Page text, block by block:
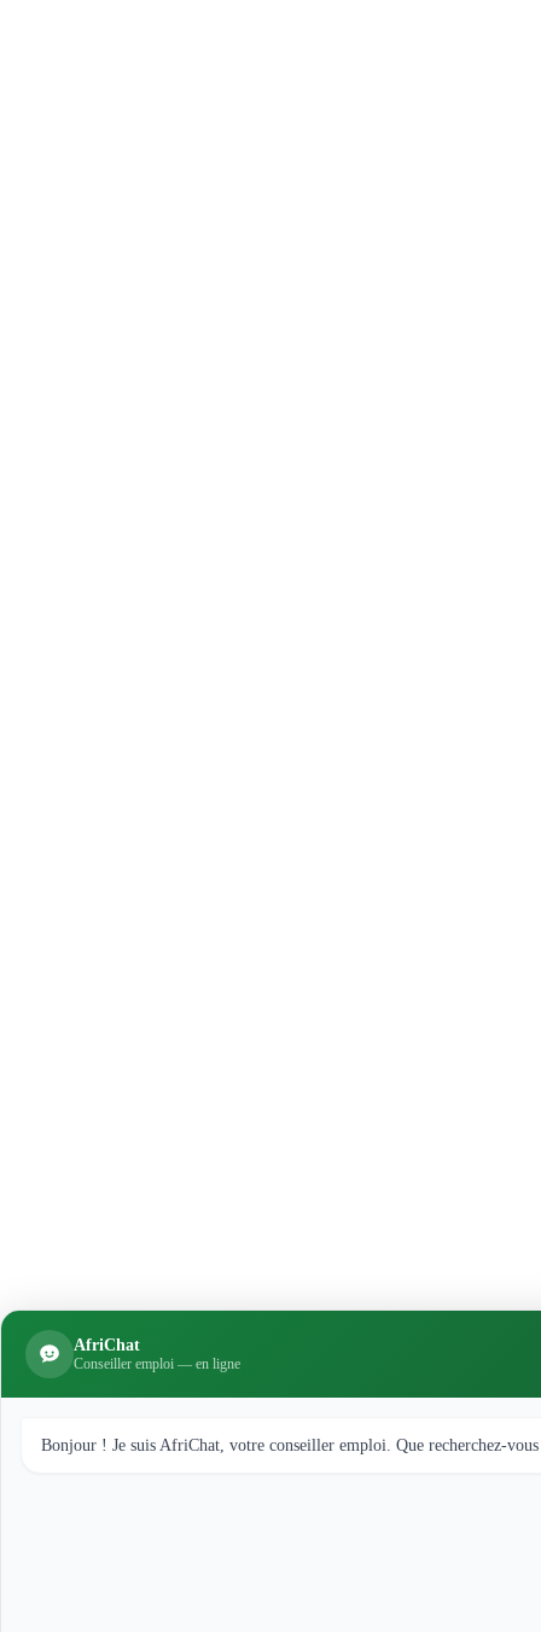
AfriChat
Conseiller emploi — en ligne
Bonjour ! Je suis AfriChat, votre conseiller emploi. Que recherchez-